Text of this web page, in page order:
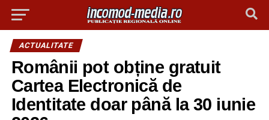
ACTUALITATE
Românii pot obține gratuit
Cartea Electronică de
Identitate doar până la 30 iunie